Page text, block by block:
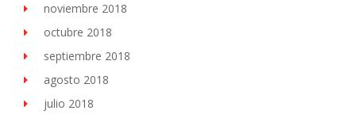
noviembre 2018
octubre 2018
septiembre 2018
agosto 2018
julio 2018